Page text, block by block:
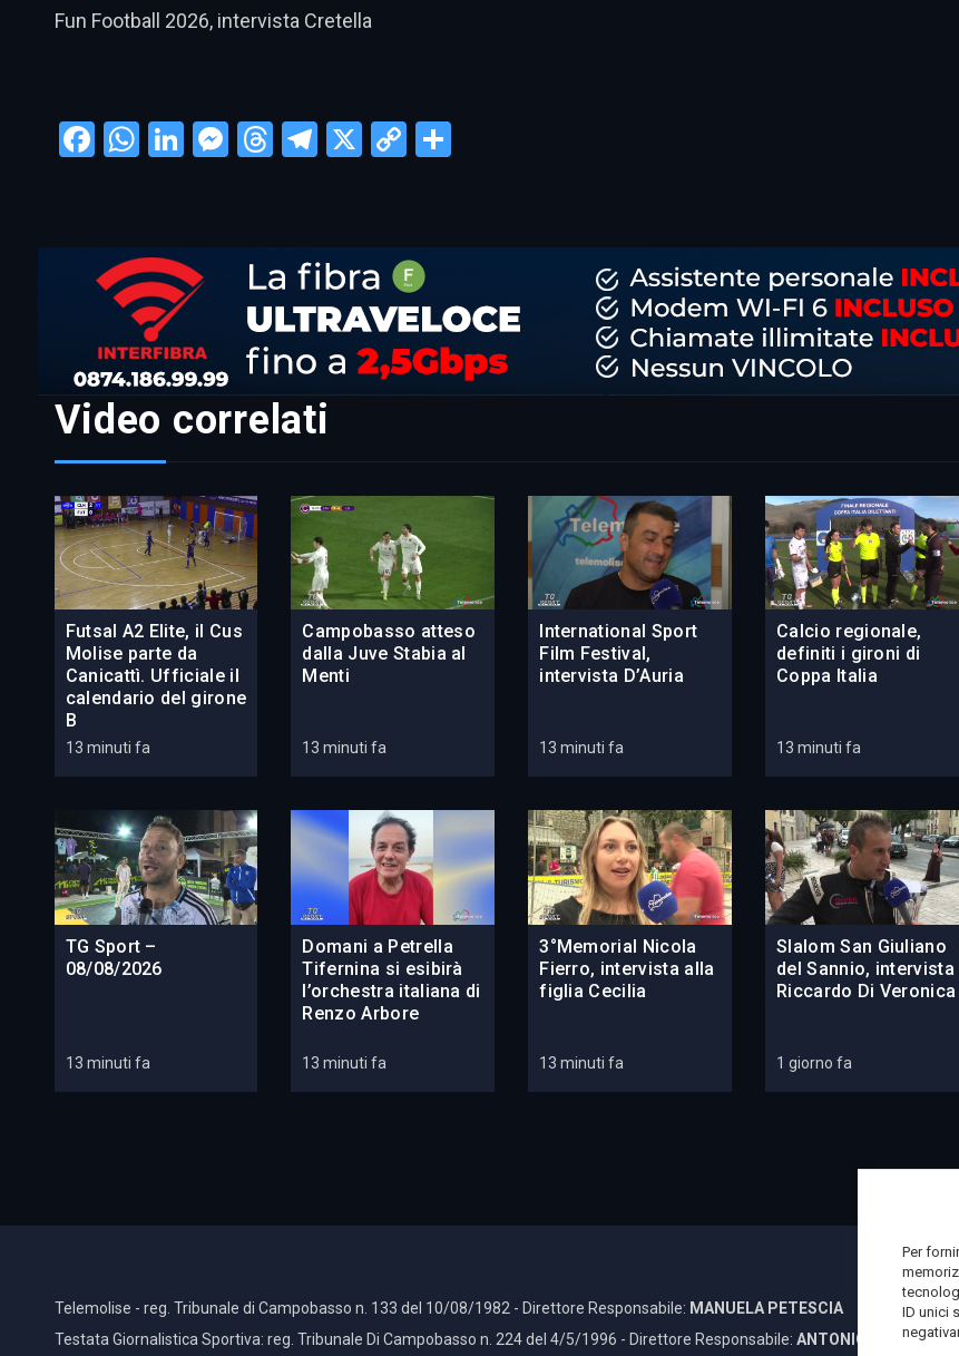
Per
ID unici
Fun Football 2026, intervista Cretella
Facebook
WhatsApp
LinkedIn
Messenger
Threads
Telegram
X CopyCondividi
Video correlati
Futsal A2 Elite, il Cus
Molise parte da
Canicattì. Ufficiale il
calendario del girone
B
13 minuti fa
Campobasso atteso
dalla Juve Stabia al
Menti
13 minuti fa
International Sport
Film Festival,
intervista D’Auria
13 minuti fa
Calcio regionale,
definiti i gironi di
Coppa Italia
13 minuti fa
TG Sport –
08/08/2026
13 minuti fa
Domani a Petrella
Tifernina si esibirà
l’orchestra italiana di
Renzo Arbore
13 minuti fa
3°Memorial Nicola
Fierro, intervista alla
figlia Cecilia
13 minuti fa
Slalom San Giuliano
del Sannio, intervista
Riccardo Di Veronica
1 giorno fa
Telemolise - reg. Tribunale di Campobasso n. 133 del 10/08/1982 - Direttore Responsabile: MANUELA PETESCIA
Testata Giornalistica Sportiva: reg. Tribunale Di Campobasso n. 224 del 4/5/1996 - Direttore Responsabile: ANTONIO DI LALLO